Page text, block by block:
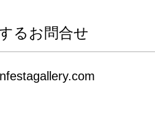
るお問合せ